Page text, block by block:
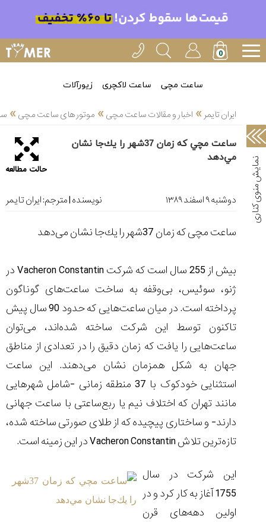
ساعت مچی ساعت لاکچری زیورآلات
ایران تایمر » اخبار و مقالات ساعت مچی» موتور های ساعت مچی»
ساعت مچي كه زمان 37شهر را يك‌جا نشان
مي‌دهد
حالت مطالعه
دوشنبه ۹ اسفند ۱۳۸۹ نویسنده | مترجم:ایران تایمر
ساعت مچی كه زمان 37شهر را یك‌جا نشان می‌دهد
بیش از 255 سال است که شرکت Vacheron Constantin در
ژنو، سوئیس، بی‌وقفه به ساخت ساعت‌های گوناگون
پرداخته است. در میان ساعت‌هایی که حدود 90 سال پیش
تاکنون توسط این شرکت ساخته شده‌اند، می‌توان
ساعت‌هایی را یافت که زمان دقیق را در تعدادی از مناطق
جهان به شکل همزمان نشان می‌دهند. این ساعت
استثنایی خودکوک با 37 منطقه زمانی -شامل شهرهایی
مانند تهران که اختلاف نیم یا ربع‌ساعتی با ساعت جهانی
دارند- و ساختاری پیچیده که از طلای صورتی ساخته شده،
تازه‌ترین تلاش Vacheron Constantin در این زمینه است.
این شرکت در سال
1755 آغاز به کار کرد و در
اولین دهه‌های قرن
خدمات
ایران
تایمر(11)
سرزمین
ساعت،
سوئیس(136)
آموزش
دانستی
های
۱۴۰۵/۵/۱۳